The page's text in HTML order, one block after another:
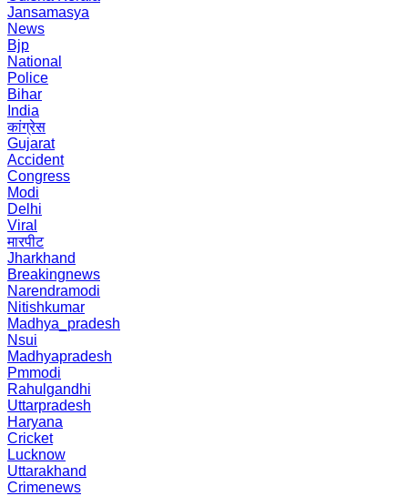
Jansamasya
News
Bjp
National
Police
Bihar
India
कांग्रेस
Gujarat
Accident
Congress
Modi
Delhi
Viral
मारपीट
Jharkhand
Breakingnews
Narendramodi
Nitishkumar
Madhya_pradesh
Nsui
Madhyapradesh
Pmmodi
Rahulgandhi
Uttarpradesh
Haryana
Cricket
Lucknow
Uttarakhand
Crimenews